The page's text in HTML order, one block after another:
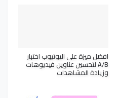
افضل ميزة على اليوتيوب اختبار
A/B لتحسين عناوين فيديوهات
وزيادة المشاهدات